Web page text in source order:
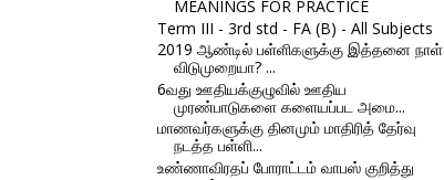
MEANINGS FOR PRACTICE
Term III - 3rd std - FA (B) - All Subjects
2019 ஆண்டில் பள்ளிகளுக்கு இத்தனை நாள்
விடுமுறையா? ...
6வது ஊதியக்குழுவில் ஊதிய
முரண்பாடுகளை களையப்பட அமை...
மாணவர்களுக்கு தினமும் மாதிரித் தேர்வு
நடத்த பள்ளி...
உண்ணாவிரதப் போராட்டம் வாபஸ் குறித்து